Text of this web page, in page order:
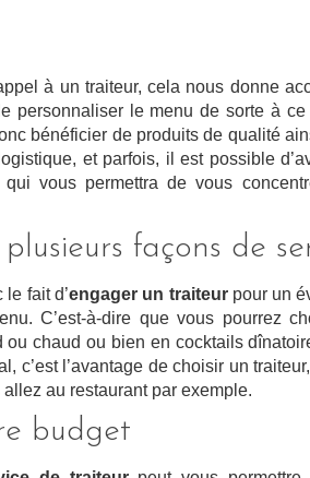
à un traiteur, cela nous donne
personnaliser le menu de sorte à
bénéficier de produits de qualité
et parfois, il est possible
vous permettra de vous
façons de
fait d’engager un traiteurpour un
C’est-à-dire que vous pourrez
ou chaud ou bien en cocktails
c’est l’avantage de choisir un
au restaurant par exemple.
budget